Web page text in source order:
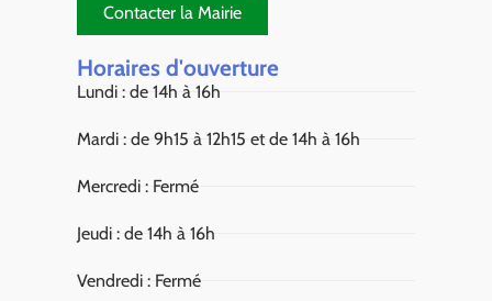
Contacter la Mairie
Horaires d'ouverture
Lundi : de 14h à 16h
Mardi : de 9h15 à 12h15 et de 14h à 16h
Mercredi : Fermé
Jeudi : de 14h à 16h
Vendredi : Fermé